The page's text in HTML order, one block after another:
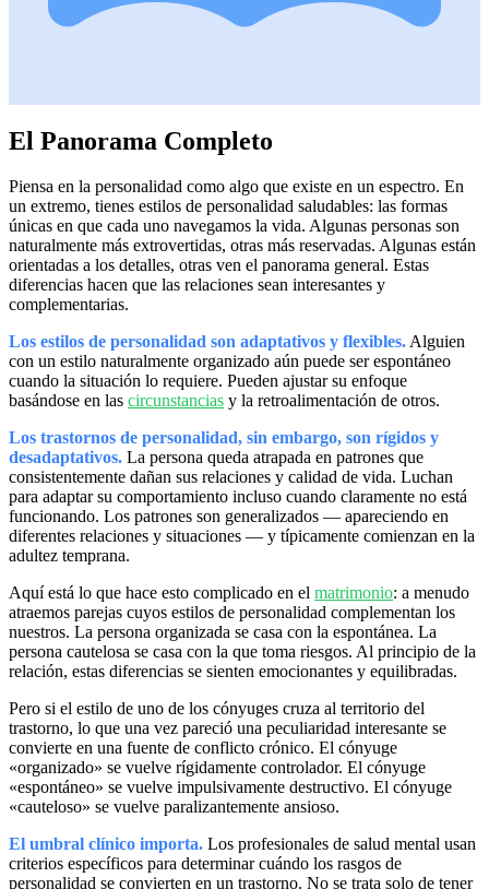
El Panorama Completo
Piensa en la personalidad como algo que existe en un espectro. En
un extremo, tienes estilos de personalidad saludables: las formas
únicas en que cada uno navegamos la vida. Algunas personas son
naturalmente más extrovertidas, otras más reservadas. Algunas están
orientadas a los detalles, otras ven el panorama general. Estas
diferencias hacen que las relaciones sean interesantes y
complementarias.
Los estilos de personalidad son adaptativos y flexibles.Alguien
con un estilo naturalmente organizado aún puede ser espontáneo
cuando la situación lo requiere. Pueden ajustar su enfoque
basándose en las circunstancias y la retroalimentación de otros.
Los trastornos de personalidad, sin embargo, son rígidos y
desadaptativos. La persona queda atrapada en patrones que
consistentemente dañan sus relaciones y calidad de vida. Luchan
para adaptar su comportamiento incluso cuando claramente no está
funcionando. Los patrones son generalizados — apareciendo en
diferentes relaciones y situaciones — y típicamente comienzan en la
adultez temprana.
Aquí está lo que hace esto complicado en el matrimonio: a menudo
atraemos parejas cuyos estilos de personalidad complementan los
nuestros. La persona organizada se casa con la espontánea. La
persona cautelosa se casa con la que toma riesgos. Al principio de la
relación, estas diferencias se sienten emocionantes y equilibradas.
Pero si el estilo de uno de los cónyuges cruza al territorio del
trastorno, lo que una vez pareció una peculiaridad interesante se
convierte en una fuente de conflicto crónico. El cónyuge
«organizado» se vuelve rígidamente controlador. El cónyuge
«espontáneo» se vuelve impulsivamente destructivo. El cónyuge
«cauteloso» se vuelve paralizantemente ansioso.
El umbral clínico importa. Los profesionales de salud mental usan
criterios específicos para determinar cuándo los rasgos de
personalidad se convierten en un trastorno. No se trata solo de tener